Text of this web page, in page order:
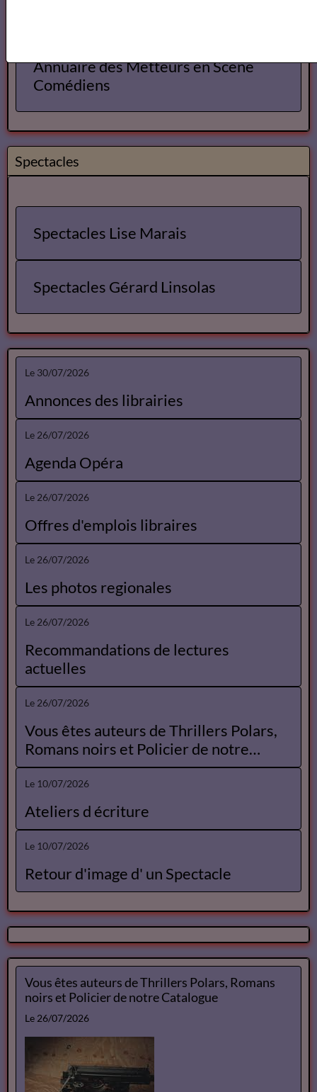
Annuaire des Metteurs en Scene
Comédiens
Spectacles
Spectacles Lise Marais
Spectacles Gérard Linsolas
Le 30/07/2026
Annonces des librairies
Le 26/07/2026
Agenda Opéra
Le 26/07/2026
Offres d'emplois libraires
Le 26/07/2026
Les photos regionales
Le 26/07/2026
Recommandations de lectures
actuelles
Le 26/07/2026
Vous êtes auteurs de Thrillers Polars,
Romans noirs et Policier de notre
Catalogue
Le 10/07/2026
Ateliers d écriture
Le 10/07/2026
Retour d'image d' un Spectacle
Vous êtes auteurs de Thrillers Polars, Romans
noirs et Policier de notre Catalogue
Le 26/07/2026